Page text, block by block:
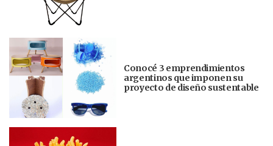
Conocé 3 emprendimientos
argentinos que imponen su
proyecto de diseño sustentable